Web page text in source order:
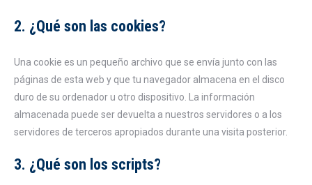
2. ¿Qué son las cookies?
Una cookie es un pequeño archivo que se envía junto con las
páginas de esta web y que tu navegador almacena en el disco
duro de su ordenador u otro dispositivo. La información
almacenada puede ser devuelta a nuestros servidores o a los
servidores de terceros apropiados durante una visita posterior.
3. ¿Qué son los scripts?